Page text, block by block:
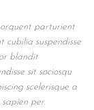
parturient
suspendisse
blandit
sit sociosqu
scelerisque a
per.